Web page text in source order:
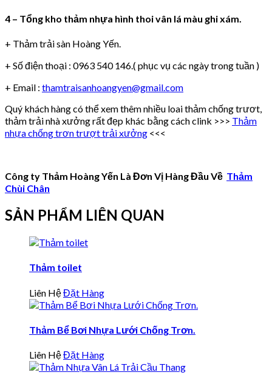
4 – Tổng kho thảm nhựa hình thoi vân lá màu ghi xám.
+ Thảm trải sàn Hoàng Yến.
+ Số điện thoại : 0963 540 146.( phục vụ các ngày trong tuần )
+ Email : thamtraisanhoangyen@gmail.com
Quý khách hàng có thể xem thêm nhiều loai thảm chống trươt,
thảm trải nhà xưởng rất đẹp khác bằng cách clink >>> Thảm
nhựa chống trơn trượt trải xưởng <<<
Công ty Thảm Hoàng Yến Là Đơn Vị Hàng Đầu Về Thảm
Chùi Chân
SẢN PHẨM LIÊN QUAN
Thảm toilet
Liên HệĐặt Hàng
Thảm Bể Bơi Nhựa Lưới Chống Trơn.
Liên HệĐặt Hàng